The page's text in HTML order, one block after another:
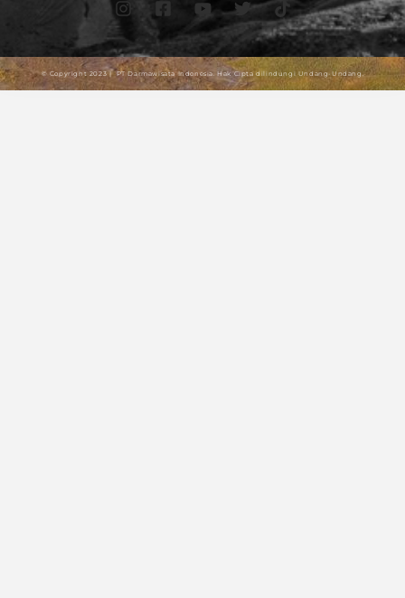
© Copyright 2023 | PT Darmawisata Indonesia. Hak Cipta dilindungi Undang-Undang.